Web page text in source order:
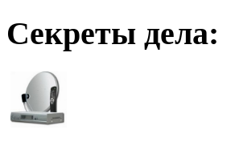
Секреты дела: